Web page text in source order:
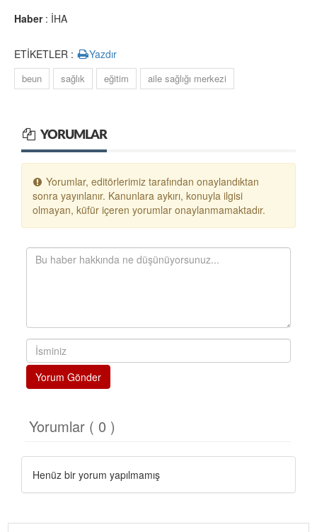
Haber: İHA
ETİKETLER : Yazdır
beun sağlık eğitim aile sağlığı merkezi
YORUMLAR
Yorumlar, editörlerimiz tarafından onaylandıktan
sonra yayınlanır. Kanunlara aykırı, konuyla ilgisi
olmayan, küfür içeren yorumlar onaylanmamaktadır.
Yorum Gönder
Yorumlar ( 0 )
Henüz bir yorum yapılmamış